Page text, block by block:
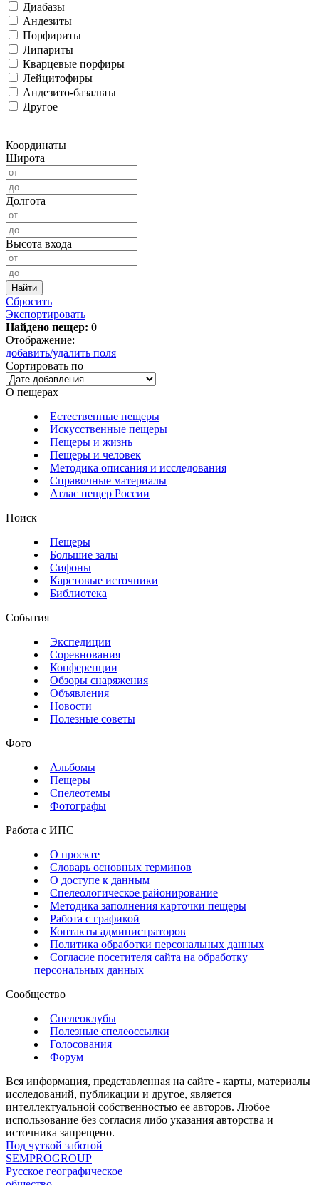
Диабазы
Андезиты
Порфириты
Липариты
Кварцевые порфиры
Лейцитофиры
Андезито-базальты
Другое
Координаты
Широта
Долгота
Высота входа
Сбросить
Экспортировать
Найдено пещер: 0
Отображение:
добавить/удалить поля
Сортировать по
О пещерах
Естественные пещеры
Искусственные пещеры
Пещеры и жизнь
Пещеры и человек
Методика описания и исследования
Справочные материалы
Атлас пещер России
Поиск
Пещеры
Большие залы
Сифоны
Карстовые источники
Библиотека
События
Экспедиции
Соревнования
Конференции
Обзоры снаряжения
Объявления
Новости
Полезные советы
Фото
Альбомы
Пещеры
Спелеотемы
Фотографы
Работа с ИПС
О проекте
Словарь основных терминов
О доступе к данным
Спелеологическое районирование
Методика заполнения карточки пещеры
Работа с графикой
Контакты администраторов
Политика обработки персональных данных
Согласие посетителя сайта на обработку
персональных данных
Сообщество
Спелеоклубы
Полезные спелеоссылки
Голосования
Форум
Вся информация, представленная на сайте - карты, материалы
исследований, публикации и другое, является
интеллектуальной собственностью ее авторов. Любое
использование без согласия либо указания авторства и
источника запрещено.
Под чуткой заботой
SEMPROGROUP
Русское географическое